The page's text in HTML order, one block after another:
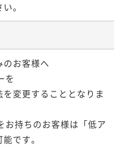
。
お客様へ
を
変更することとなりま
お持ちのお客様は「低ア
です。